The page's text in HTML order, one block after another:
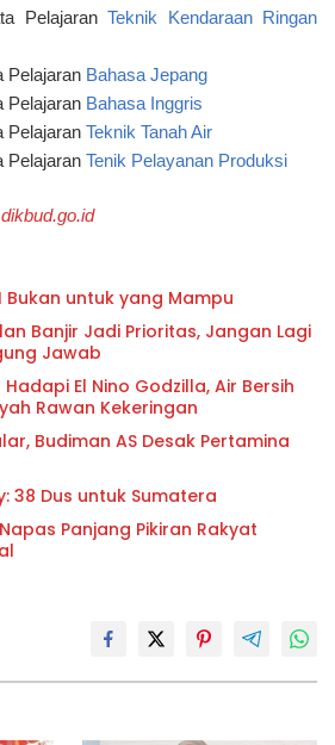
Pelajaran Teknik Kendaraan Ringan
Pelajaran Bahasa Jepang
Pelajaran Bahasa Inggris
Pelajaran Teknik Tanah Air
Pelajaran Tenik Pelayanan Produksi
Bukan untuk yang Mampu
Banjir Jadi Prioritas, Jangan Lagi
Jawab
Hadapi El Nino Godzilla, Air Bersih
Rawan Kekeringan
Budiman AS Desak Pertamina
38 Dus untuk Sumatera
Panjang Pikiran Rakyat